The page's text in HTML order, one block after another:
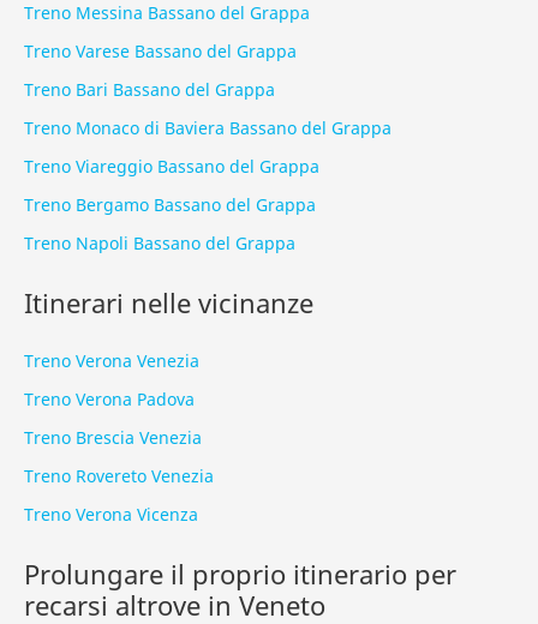
Treno Messina Bassano del Grappa
Treno Varese Bassano del Grappa
Treno Bari Bassano del Grappa
Treno Monaco di Baviera Bassano del Grappa
Treno Viareggio Bassano del Grappa
Treno Bergamo Bassano del Grappa
Treno Napoli Bassano del Grappa
Itinerari nelle vicinanze
Treno Verona Venezia
Treno Verona Padova
Treno Brescia Venezia
Treno Rovereto Venezia
Treno Verona Vicenza
Prolungare il proprio itinerario per
recarsi altrove in Veneto